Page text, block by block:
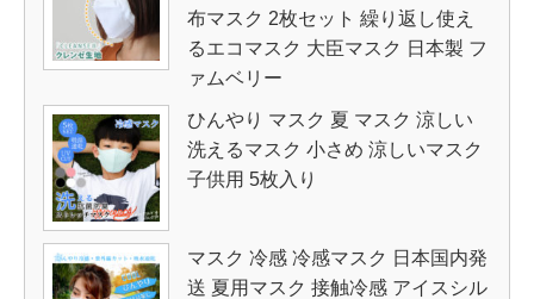
布マスク 2枚セット 繰り返し使え
るエコマスク 大臣マスク 日本製 フ
ァムベリー
ひんやり マスク 夏 マスク 涼しい
洗えるマスク 小さめ 涼しいマスク
子供用 5枚入り
マスク 冷感 冷感マスク 日本国内発
送 夏用マスク 接触冷感 アイスシル